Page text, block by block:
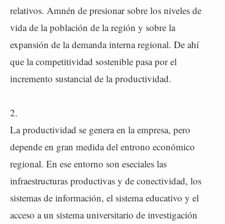
relativos. Amnén de presionar sobre los niveles de
vida de la población de la región y sobre la
expansión de la demanda interna regional. De ahí
que la competitividad sostenible pasa por el
incremento sustancial de la productividad.
2.
La productividad se genera en la empresa, pero
depende en gran medida del entrono económico
regional. En ese entorno son eseciales las
infraestructuras productivas y de conectividad, los
sistemas de información, el sistema educativo y el
acceso a un sistema universitario de investigación